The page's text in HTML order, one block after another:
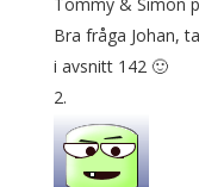
Bra fråga Johan,
i avsnitt 142 🙂